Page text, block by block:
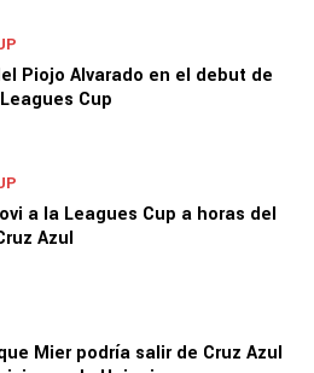
Piojo Alvarado en el debut de
Cup
a la Leagues Cup a horas del
Azul
Mier podría salir de Cruz Azul